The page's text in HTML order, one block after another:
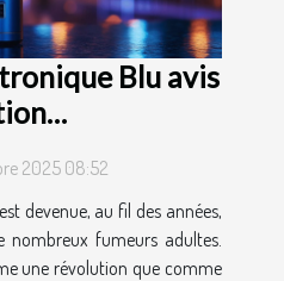
Blu avis
2025 08:52
devenue, au fil des années,
fumeurs adultes.
une révolution que comme